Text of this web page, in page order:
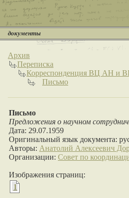
документы
Архив
Переписка
Корреспонденция ВЦ АН и
Письмо
Письмо
Предложения о научном
Дата: 29.07.1959
Оригинальный язык документа:
Авторы: Анатолий Алексеевич
Организации: Совет по
Изображения страниц:
1